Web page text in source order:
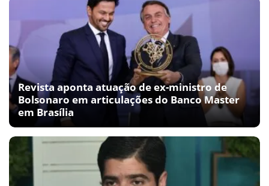
Revista aponta atuação de ex-ministro de
Bolsonaro em articulações do Banco Master
em Brasília